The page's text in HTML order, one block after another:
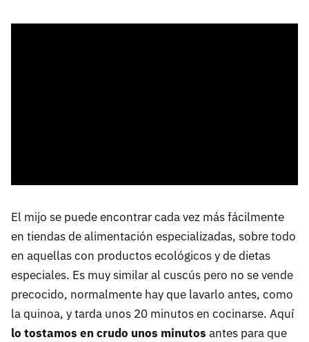
El mijo se puede encontrar cada vez más fácilmente
en tiendas de alimentación especializadas, sobre todo
en aquellas con productos ecológicos y de dietas
especiales. Es muy similar al cuscús pero no se vende
precocido, normalmente hay que lavarlo antes, como
la quinoa, y tarda unos 20 minutos en cocinarse. Aquí
lo tostamos en crudo unos minutos antes para que